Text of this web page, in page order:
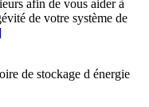
afin de vous aider à
de votre système de